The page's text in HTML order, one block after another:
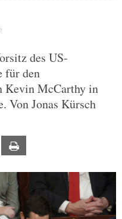
des US-
für den
Kevin McCarthy in
Von Jonas Kürsch
Email